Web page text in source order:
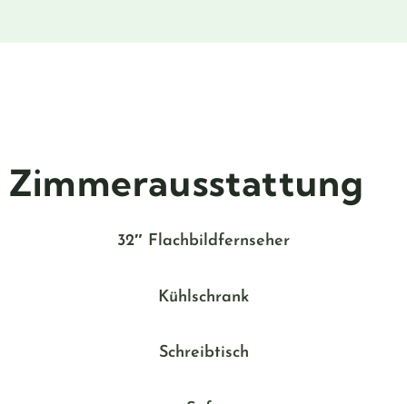
Zimmerausstattung
32″ Flachbildfernseher
Kühlschrank
Schreibtisch